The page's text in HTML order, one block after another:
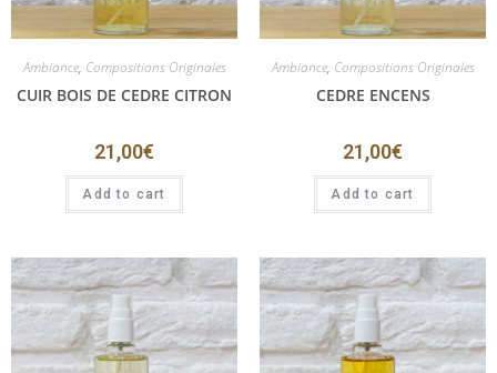
Ambiance, Compositions Originales
CUIR BOIS DE CEDRE CITRON
21,00€
Add to cart
Ambiance, Compositions Originales
CEDRE ENCENS
21,00€
Add to cart